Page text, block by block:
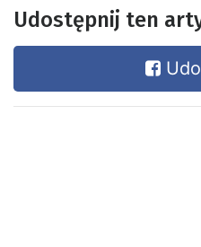
Udostępnij ten